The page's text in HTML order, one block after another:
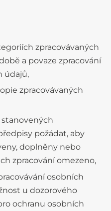
zpracovávaných
a povaze zpracování
údajů,
zpracovávaných
požádat, aby
doplněny nebo
zpracování omezeno,
osobních
u dozorového
ochranu osobních